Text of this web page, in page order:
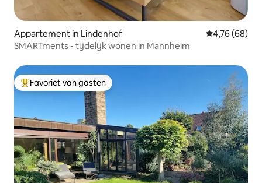
Appartement in Lindenhof Gemiddelde
4,76 (68)
SMARTments - tijdelijk wonen in Mannheim
Topfavoriet van gasten
Favoriet van gasten